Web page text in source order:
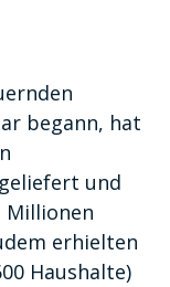
begann, hat
und
Millionen
erhielten
Haushalte)